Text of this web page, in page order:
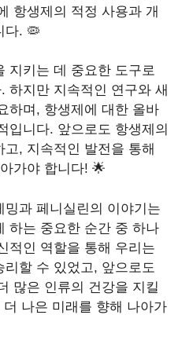
항생제의 적정 사용과 개
다. 🦠
지키는 데 중요한 도구로
하지만 지속적인 연구와 새
하며, 항생제에 대한 올바
입니다. 앞으로도 항생제의
, 지속적인 발전을 통해
가야 합니다! 🌟
과 페니실린의 이야기는
하는 중요한 순간 중 하나
적인 역할을 통해 우리는
할 수 있었고, 앞으로도
많은 인류의 건강을 지킬
나은 미래를 향해 나아가